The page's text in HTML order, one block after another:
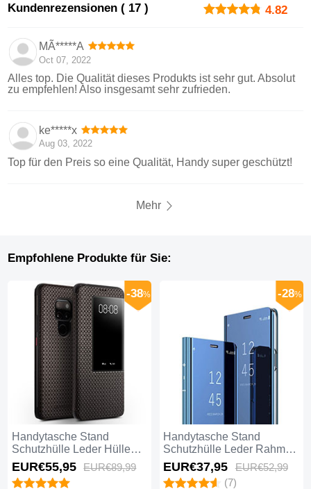
Kundenrezensionen ( 17 ) 4.82
MÃ*****A
Oct 07, 2022
Alles top. Die Qualität dieses Produkts ist sehr gut. Absolut
zu empfehlen! Also insgesamt sehr zufrieden.
ke*****x
Aug 03, 2022
Top für den Preis so eine Qualität, Handy super geschützt!
Mehr
Empfohlene Produkte für Sie:
Handytasche Stand
Schutzhülle Leder Hülle
T05 für Huawei Mate 20
Braun
-38%
EUR€55,95 EUR€89,99
Handytasche Stand
Schutzhülle Leder Rahmen
Spiegel Tasche M01 für
Huawei Mate 20 Blau
-28%
EUR€37,95 EUR€52,99
(7)